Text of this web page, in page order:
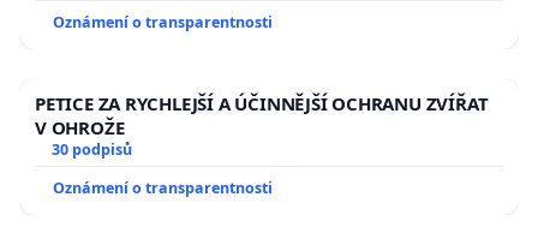
Oznámení o transparentnosti
PETICE ZA RYCHLEJŠÍ A ÚČINNĚJŠÍ OCHRANU ZVÍŘAT
V OHROŽE
30 podpisů
Oznámení o transparentnosti